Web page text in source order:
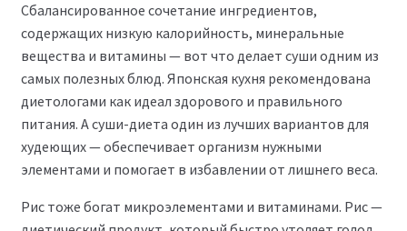
Сбалансированное сочетание ингредиентов,
содержащих низкую калорийность, минеральные
вещества и витамины — вот что делает суши одним из
самых полезных блюд. Японская кухня рекомендована
диетологами как идеал здорового и правильного
питания. А суши-диета один из лучших вариантов для
худеющих — обеспечивает организм нужными
элементами и помогает в избавлении от лишнего веса.
Рис тоже богат микроэлементами и витаминами. Рис —